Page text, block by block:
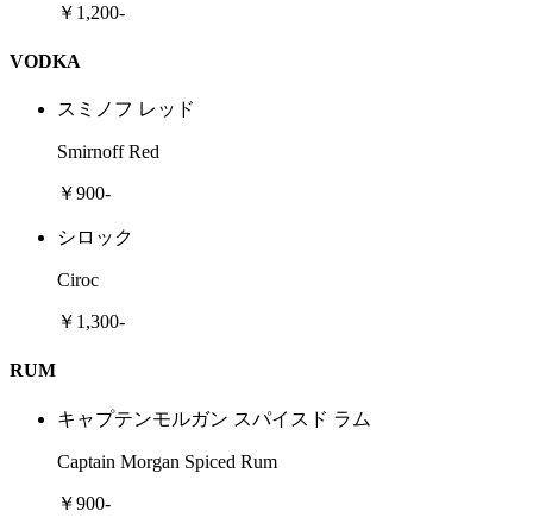
￥1,200-
VODKA
スミノフ レッド
Smirnoff Red
￥900-
シロック
Ciroc
￥1,300-
RUM
キャプテンモルガン スパイスド ラム
Captain Morgan Spiced Rum
￥900-